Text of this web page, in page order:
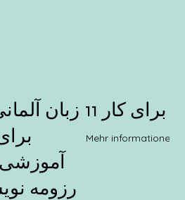
آموزشی
رزومه
برای کار
Mehr informationen